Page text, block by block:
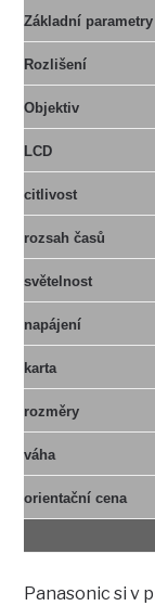
Základní parametry
Rozlišení
Objektiv
LCD
citlivost
rozsah časů
světelnost
napájení
karta
rozměry
váha
orientační cena
Panasonic si v